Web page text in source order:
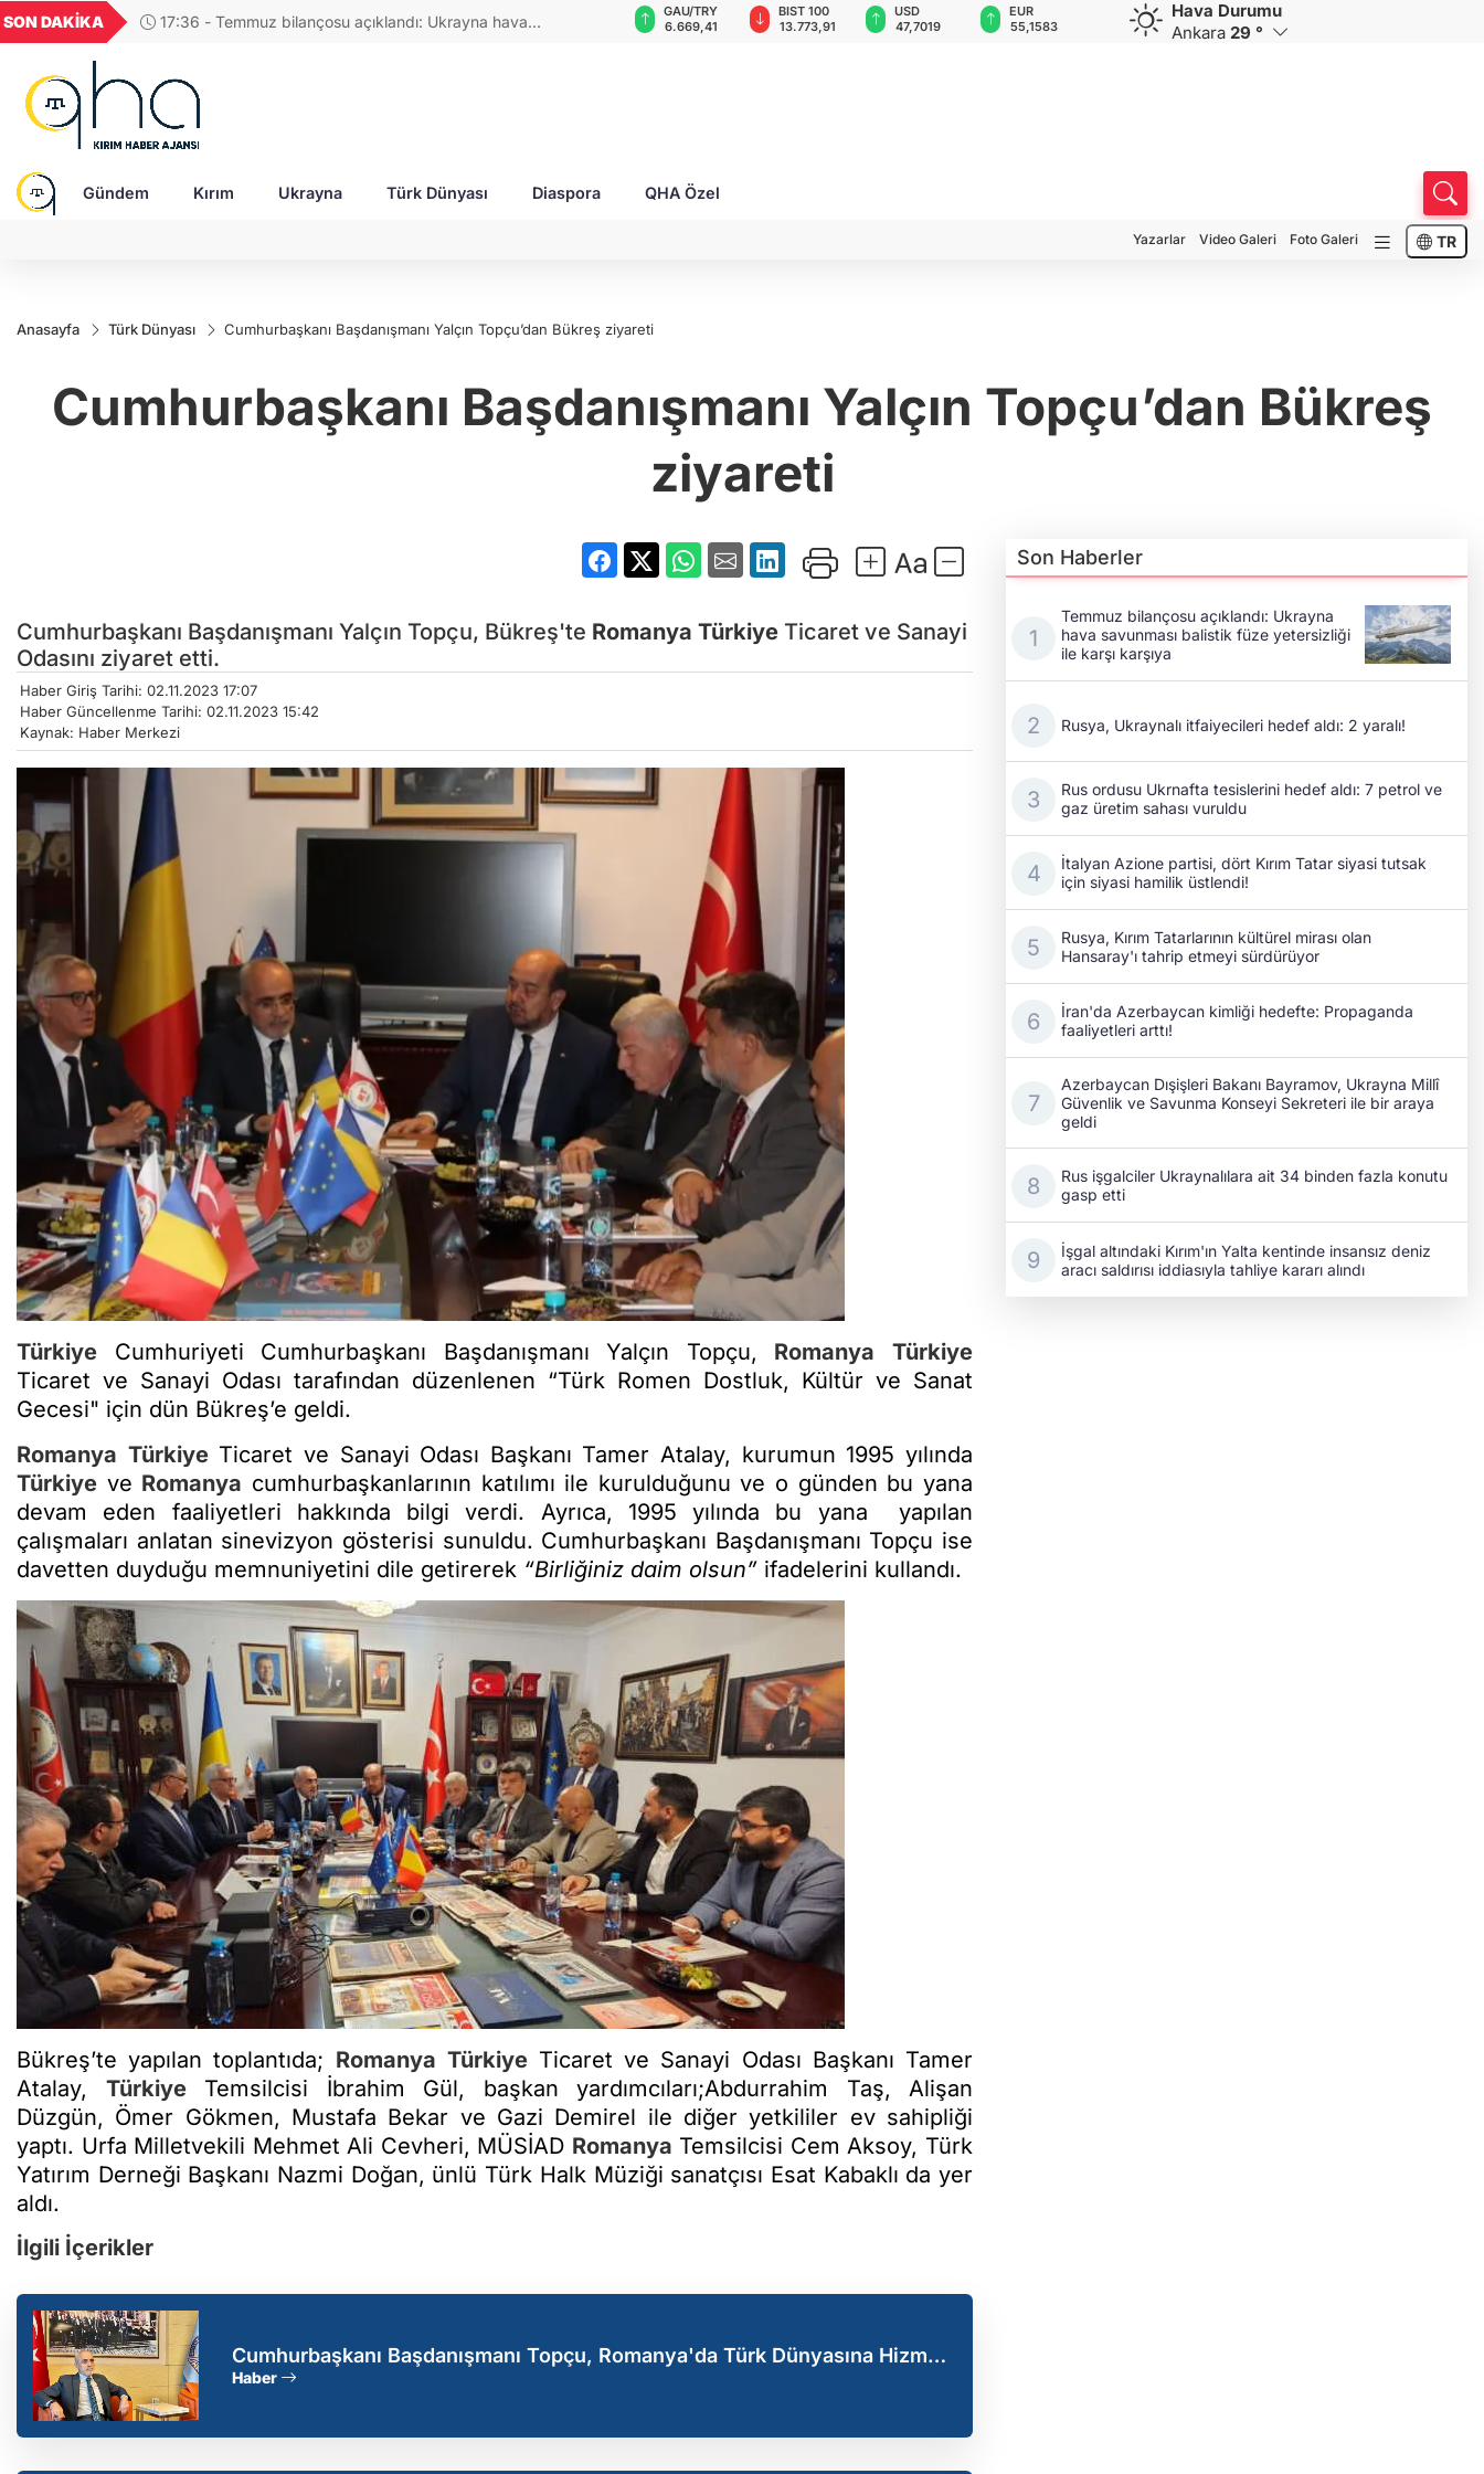
SON DAKİKA 17:48 - Rusya, Ukraynalı itfaiyecileri hedef aldı: 2 yaralı!
GEL
18,2416
16,2417
27,9743
0,0018
BIST 100
13.773,91
USD
47,7019
EUR
55,1583
GBP
64,3947
CHF
59,0297
CAD
34,2170
Hava Durumu
Ankara 29 °
Gündem Kırım Ukrayna Türk Dünyası Diaspora QHA Özel
Yazarlar Video Galeri Foto Galeri TR
Anasayfa Türk Dünyası Cumhurbaşkanı Başdanışmanı Yalçın Topçu’dan Bükreş ziyareti
Cumhurbaşkanı Başdanışmanı Yalçın Topçu’dan Bükreş
ziyareti
Cumhurbaşkanı Başdanışmanı Yalçın Topçu, Bükreş'te Romanya Türkiye Ticaret ve Sanayi
Odasını ziyaret etti.
Haber Giriş Tarihi: 02.11.2023 17:07
Haber Güncellenme Tarihi: 02.11.2023 15:42
Kaynak: Haber Merkezi
Türkiye Cumhuriyeti Cumhurbaşkanı Başdanışmanı Yalçın Topçu, Romanya
Türkiye
Ticaret ve Sanayi Odası tarafından düzenlenen “Türk Romen Dostluk, Kültür ve Sanat
Gecesi" için dün Bükreş’e geldi.
Romanya TürkiyeTicaret ve Sanayi Odası Başkanı Tamer Atalay, kurumun 1995 yılında
Türkiye ve Romanya cumhurbaşkanlarının katılımı ile kurulduğunu ve o günden bu yana
devam eden faaliyetleri hakkında bilgi verdi. Ayrıca, 1995 yılında bu yana yapılan
çalışmaları anlatan sinevizyon gösterisi sunuldu. Cumhurbaşkanı Başdanışmanı Topçu ise
davetten duyduğu memnuniyetini dile getirerek “Birliğiniz daim olsun” ifadelerini kullandı.
Bükreş’te yapılan toplantıda; Romanya TürkiyeTicaret ve Sanayi Odası Başkanı Tamer
Atalay, TürkiyeTemsilcisi İbrahim Gül, başkan yardımcıları;Abdurrahim Taş, Alişan
Düzgün, Ömer Gökmen, Mustafa Bekar ve Gazi Demirel ile diğer yetkililer ev sahipliği
yaptı. Urfa Milletvekili Mehmet Ali Cevheri, MÜSİAD Romanya Temsilcisi Cem Aksoy, Türk
Yatırım Derneği Başkanı Nazmi Doğan, ünlü Türk Halk Müziği sanatçısı Esat Kabaklı da yer
aldı.
İlgili İçerikler
Cumhurbaşkanı Başdanışmanı Topçu, Romanya'da Türk Dünyasına Hizmet
Ödülü alacak
Haber
Son Haberler
Temmuz bilançosu açıklandı: Ukrayna
hava savunması balistik füze yetersizliği
ile karşı karşıya
Rusya, Ukraynalı itfaiyecileri hedef aldı: 2 yaralı!
Rus ordusu Ukrnafta tesislerini hedef aldı: 7 petrol ve
gaz üretim sahası vuruldu
İtalyan Azione partisi, dört Kırım Tatar siyasi tutsak
için siyasi hamilik üstlendi!
Rusya, Kırım Tatarlarının kültürel mirası olan
Hansaray'ı tahrip etmeyi sürdürüyor
İran'da Azerbaycan kimliği hedefte: Propaganda
faaliyetleri arttı!
Azerbaycan Dışişleri Bakanı Bayramov, Ukrayna Millî
Güvenlik ve Savunma Konseyi Sekreteri ile bir araya
geldi
Rus işgalciler Ukraynalılara ait 34 binden fazla konutu
gasp etti
İşgal altındaki Kırım'ın Yalta kentinde insansız deniz
aracı saldırısı iddiasıyla tahliye kararı alındı